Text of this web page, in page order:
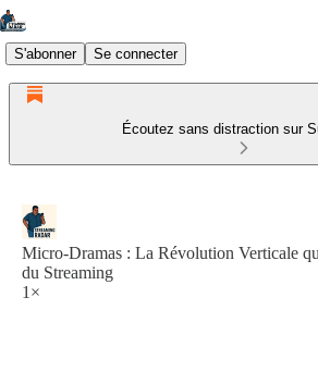
S'abonner Se connecter
Écoutez sans distraction sur
Micro-Dramas : La Révolution Verticale
du Streaming
1×